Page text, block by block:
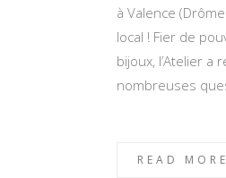
à Valence
local ! Fier de
bijoux, l’Atelier a
nombreuses
READ